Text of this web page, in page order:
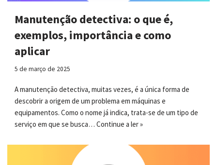
Manutenção detectiva: o que é,
exemplos, importância e como
aplicar
5 de março de 2025
A manutenção detectiva, muitas vezes, é a única forma de
descobrir a origem de um problema em máquinas e
equipamentos. Como o nome já indica, trata-se de um tipo de
serviço em que se busca… Continue a ler »